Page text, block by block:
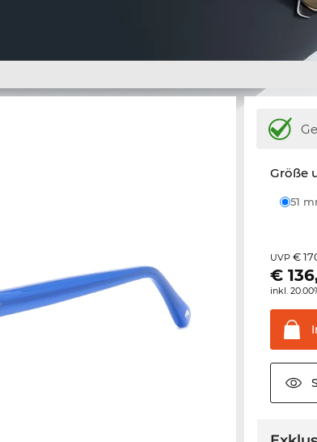
Größe
51
UVP€
€
inkl.